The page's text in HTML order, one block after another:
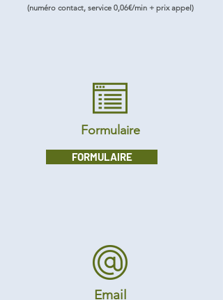
(numéro contact, service 0,06€/min + prix appel)
Formulaire
FORMULAIRE
Email